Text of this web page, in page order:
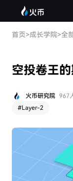
首页>成长学院>全
空投卷王
火币研究院 967
#Layer-2